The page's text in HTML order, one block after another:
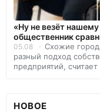
«Ну не везёт
общественник
05.08
Схожие
разный подход
предприятий,
НОВОЕ